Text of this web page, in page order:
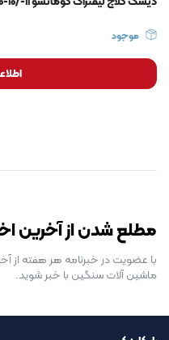
موجود
مطلع شدن از آخرین
با عضویت در خبرنامه هر هفته از
ماشین آلات سنگین با خبر شوید.